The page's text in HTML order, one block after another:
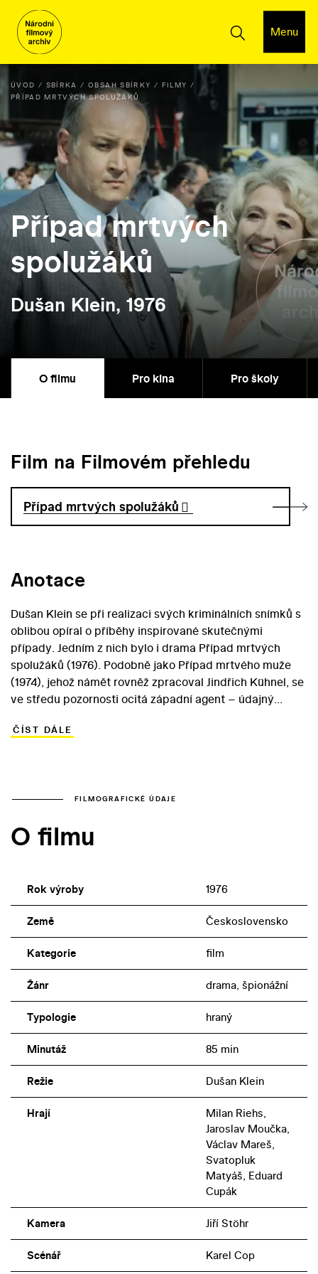
Menu
ÚVOD SBÍRKA OBSAH SBÍRKY
FILMY
PŘÍPAD MRTVÝCH SPOLUŽÁKŮ
Případ mrtvých
spolužáků
Dušan Klein, 1976
O filmu Pro kina Pro školy
Film na Filmovém přehledu
Případ mrtvých spolužáků
Anotace
Dušan Klein se při realizaci svých kriminálních snímků s
oblibou opíral o příběhy inspirované skutečnými
případy. Jedním z nich bylo i drama Případ mrtvých
spolužáků (1976). Podobně jako Případ mrtvého muže
(1974), jehož námět rovněž zpracoval Jindřich Kühnel, se
ve středu pozornosti ocitá západní agent – údajný
jako student gymnázia v Kostelci, udal spolužáka
Stane se tak viníkem dalších násilných smrtí… V roli
Jaroslav Moučka, postavu populárního kriminalisty ve
ČÍST DÁLE
FILMOGRAFICKÉ ÚDAJE
O filmu
Rok výroby 1976
Země Československo
Kategorie film
Žánr drama, špionážní
Typologie hraný
Minutáž 85 min
Režie Dušan Klein
Hrají
Milan Riehs,
Jaroslav Moučka,
Václav Mareš,
Svatopluk
Matyáš, Eduard
Cupák
Kamera Jiří Stöhr
Scénář Karel Cop